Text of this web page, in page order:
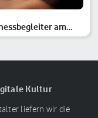
am
Kultur
liefern wir die